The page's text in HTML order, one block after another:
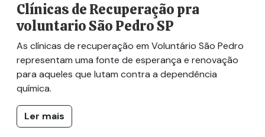
Clínicas de Recuperação pra
voluntario São Pedro SP
As clínicas de recuperação em Voluntário São Pedro
representam uma fonte de esperança e renovação
para aqueles que lutam contra a dependência
química.
Ler mais